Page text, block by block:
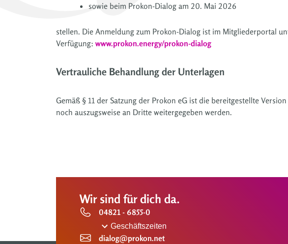
sowie beim Prokon-Dialog am 20. Mai 2026
stellen. Die Anmeldung zum Prokon-Dialog ist im Mitgliederportal
Verfügung: www.prokon.energy/prokon-dialog
Vertrauliche Behandlung der Unterlagen
Gemäß § 11 der Satzung der Prokon eG ist die bereitgestellte
noch auszugsweise an Dritte weitergegeben werden.
Wir sind für dich da.
04821 - 6855-0
Geschäftszeiten
dialog@prokon.net